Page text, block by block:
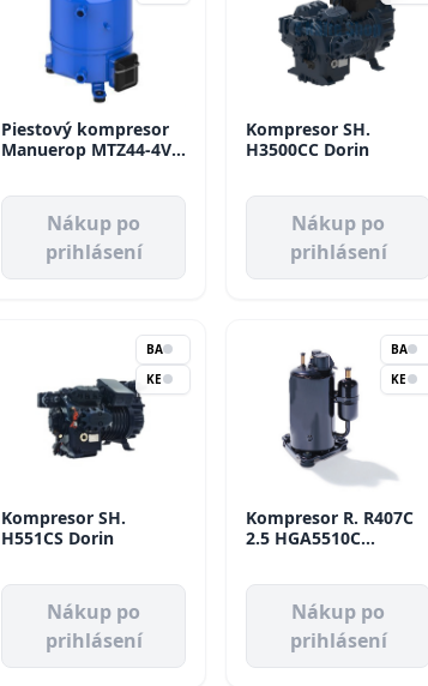
Piestový kompresor
Manuerop MTZ44-4VI
Nákup po
prihlásení
Kompresor SH.
H3500CC Dorin
Nákup po
prihlásení
BA
KE
Kompresor SH.
H551CS Dorin
Nákup po
prihlásení
BA
KE
Kompresor R. R407C
2.5 HGA5510C
Tecumseh
Nákup po
prihlásení